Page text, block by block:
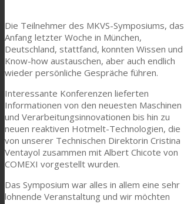
Textilkaschierung
Flachkaschierung
PU Ink Binders
Innovation
Die Teilnehmer des MKVS-Symposiums, das
Anfang letzter Woche in München,
Deutschland, stattfand, konnten Wissen und
Know-how austauschen, aber auch endlich
wieder persönliche Gespräche führen.
Interessante Konferenzen lieferten
Informationen von den neuesten Maschinen
und Verarbeitungsinnovationen bis hin zu
neuen reaktiven Hotmelt-Technologien, die
von unserer Technischen Direktorin Cristina
Ventayol zusammen mit Albert Chicote von
COMEXI vorgestellt wurden.
Das Symposium war alles in allem eine sehr
lohnende Veranstaltung und wir möchten